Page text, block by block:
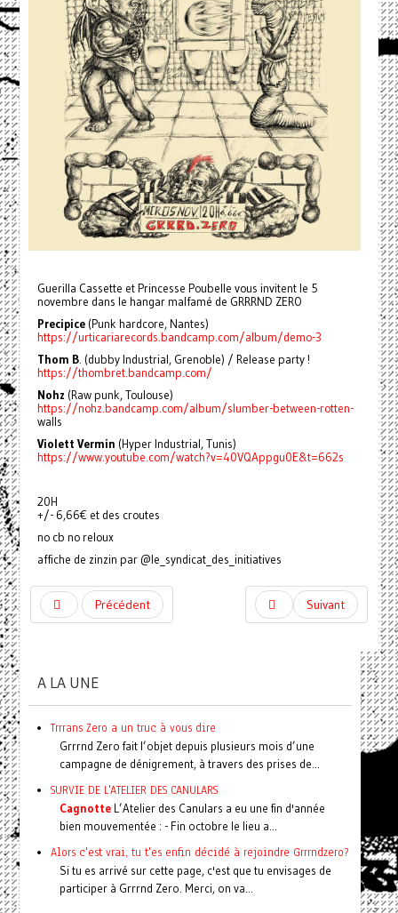
Guerilla Cassette et Princesse Poubelle vous invitent le 5
novembre dans le hangar malfamé de GRRRND ZERO
Precipice(Punk hardcore, Nantes)
https://urticariarecords.bandcamp.com/album/demo-3
Thom B. (dubby Industrial, Grenoble) / Release party !
https://thombret.bandcamp.com/
Nohz (Raw punk, Toulouse)
https://nohz.bandcamp.com/album/slumber-between-rotten-
walls
Violett Vermin (Hyper Industrial, Tunis)
https://www.youtube.com/watch?v=40VQAppgu0E&t=662s
20H
+/- 6,66€ et des croutes
no cb no reloux
affiche de zinzin par @le_syndicat_des_initiatives
Précédent Suivant
A LA UNE
Trrrans Zero a un truc à vous dire
Grrrnd Zero fait l’objet depuis plusieurs mois d’une
campagne de dénigrement, à travers des prises de...
SURVIE DE L'ATELIER DES CANULARS
CagnotteL’Atelier des Canulars a eu une fin d'année
bien mouvementée : - Fin octobre le lieu a...
Alors c'est vrai, tu t'es enfin décidé à rejoindre Grrrndzero?
Si tu es arrivé sur cette page, c'est que tu envisages de
participer à Grrrnd Zero. Merci, on va...